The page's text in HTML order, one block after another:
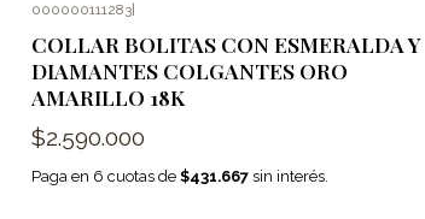
000000111283|
COLLAR BOLITAS CON ESMERALDA Y
DIAMANTES COLGANTES ORO
AMARILLO 18K
$2.590.000
Paga en 6 cuotas de $431.667sin interés.